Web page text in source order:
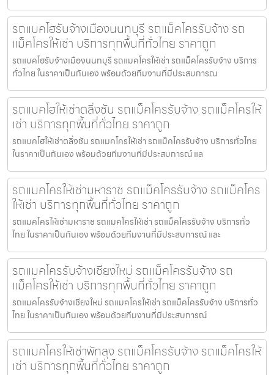
รถแบคโฮรับจ้างเมืองนนทบุรี รถแม็คโครรับจ้าง รถ
แม็คโครให้เช่า บริการทุกพื้นที่ทั่วไทย ราคาถูก
รถแบคโฮรับจ้างเมืองนนทบุรี รถแมคโครให้เช่า รถแม็คโครรับจ้าง บริการ
ทั่วไทย ในราคาเป็นกันเอง พร้อมด้วยทีมงานที่มีประสบการณ
รถแบคโฮให้เช่าตลิ่งชัน รถแม็คโครรับจ้าง รถแม็คโครให้
เช่า บริการทุกพื้นที่ทั่วไทย ราคาถูก
รถแบคโฮให้เช่าตลิ่งชัน รถแมคโครให้เช่า รถแม็คโครรับจ้าง บริการทั่วไทย
ในราคาเป็นกันเอง พร้อมด้วยทีมงานที่มีประสบการณ์ แล
รถแมคโครให้เช่ามหาราช รถแม็คโครรับจ้าง รถแม็คโคร
ให้เช่า บริการทุกพื้นที่ทั่วไทย ราคาถูก
รถแมคโครให้เช่ามหาราช รถแมคโครให้เช่า รถแม็คโครรับจ้าง บริการทั่ว
ไทย ในราคาเป็นกันเอง พร้อมด้วยทีมงานที่มีประสบการณ์ และ
รถแมคโครรับจ้างเชียงใหม่ รถแม็คโครรับจ้าง รถ
แม็คโครให้เช่า บริการทุกพื้นที่ทั่วไทย ราคาถูก
รถแมคโครรับจ้างเชียงใหม่ รถแมคโครให้เช่า รถแม็คโครรับจ้าง บริการทั่ว
ไทย ในราคาเป็นกันเอง พร้อมด้วยทีมงานที่มีประสบการณ์
รถแมคโครให้เช่าพัทลุง รถแม็คโครรับจ้าง รถแม็คโครให้
เช่า บริการทุกพื้นที่ทั่วไทย ราคาถูก